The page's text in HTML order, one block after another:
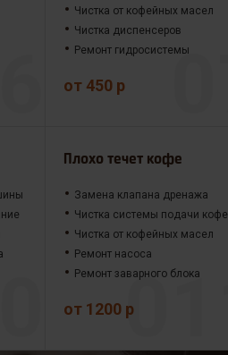
Чистка от кофейных масел
Чистка диспенсеров
Ремонт гидросистемы
от 450 р
Плохо течет кофе
Замена клапана дренажа
Чистка системы подачи кофе
Чистка от кофейных масел
Ремонт насоса
Ремонт заварного блока
от 1200 р